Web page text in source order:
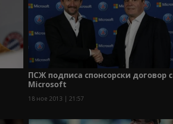
ПСЖ подписа спонсорски договор с
Microsoft
18 ное 2013 | 21:57